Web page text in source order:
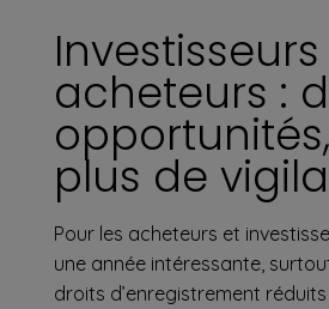
acheteurs :
plus de
Pour les acheteurs et
une année intéressante,
droits d’enregistrement